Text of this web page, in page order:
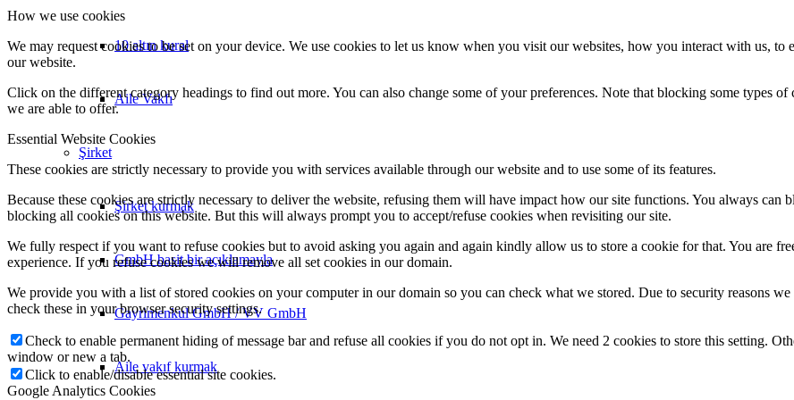
10 altın kural
Aile Vakfı
Şirket
Şirket kurmak
GmbH basit bir açıklamayla
Gayrimenkul GmbH / VV GmbH
Aile vakıf kurmak
How we use cookies
We may request cookies to be set on your device. We use cookies to let us know when you visit our websites, how you interact with us,
our website.
Click on the different category headings to find out more. You can also change some of your preferences. Note that blocking some types
we are able to offer.
Essential Website Cookies
These cookies are strictly necessary to provide you with services available through our website and to use some of its features.
Because these cookies are strictly necessary to deliver the website, refusing them will have impact how our site functions. You always
blocking all cookies on this website. But this will always prompt you to accept/refuse cookies when revisiting our site.
We fully respect if you want to refuse cookies but to avoid asking you again and again kindly allow us to store a cookie for that. You are
experience. If you refuse cookies we will remove all set cookies in our domain.
We provide you with a list of stored cookies on your computer in our domain so you can check what we stored. Due to security reasons
check these in your browser security settings.
Check to enable permanent hiding of message bar and refuse all cookies if you do not opt in. We need 2 cookies to store this setting.
window or new a tab.
Click to enable/disable essential site cookies.
Google Analytics Cookies